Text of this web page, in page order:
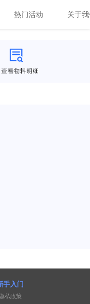
热门活动 关于
手入门
隐私政策